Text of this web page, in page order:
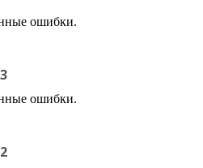
ошибки.
ошибки.